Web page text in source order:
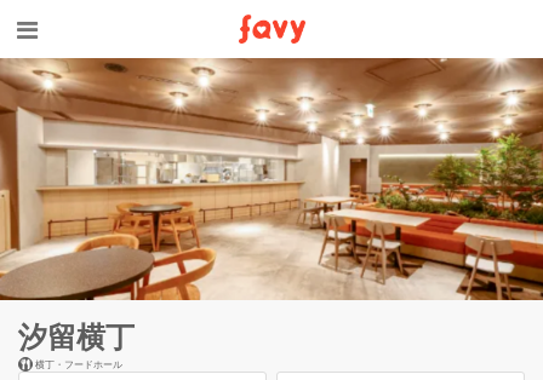
汐留横丁
横丁・フードホール